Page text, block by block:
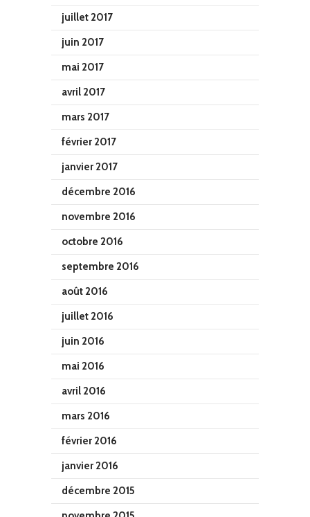
juillet 2017
juin 2017
mai 2017
avril 2017
mars 2017
février 2017
janvier 2017
décembre 2016
novembre 2016
octobre 2016
septembre 2016
août 2016
juillet 2016
juin 2016
mai 2016
avril 2016
mars 2016
février 2016
janvier 2016
décembre 2015